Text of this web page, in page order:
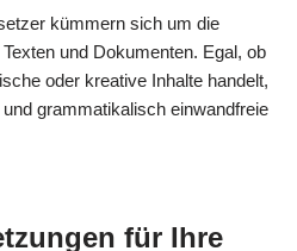
kümmern sich um die
und Dokumenten. Egal, ob
oder kreative Inhalte handelt,
grammatikalisch einwandfreie
für Ihre